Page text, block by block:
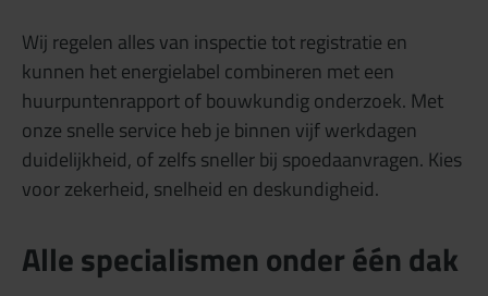
Wij regelen alles van inspectie tot registratie en
kunnen het energielabel combineren met een
huurpuntenrapport of bouwkundig onderzoek. Met
onze snelle service heb je binnen vijf werkdagen
duidelijkheid, of zelfs sneller bij spoedaanvragen. Kies
voor zekerheid, snelheid en deskundigheid.
Alle specialismen onder één dak